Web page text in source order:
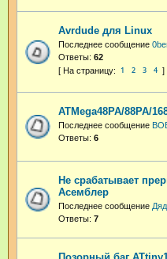
Avrdude для Linux
Последнее сообщение
Ответы: 62
1 2 3 4
ATMega48PA/88PA/
Последнее сообщение
Ответы: 6
Не срабатывает
Асемблер
Последнее сообщение
Ответы: 7